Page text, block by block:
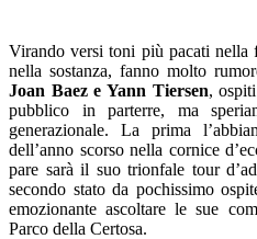
Virando versi toni più pacati nella
nella sostanza, fanno molto
Joan Baez e Yann Tiersen,
pubblico in parterre, ma
generazionale. La prima
dell’anno scorso nella cornice
pare sarà il suo trionfale tour
secondo stato da pochissimo
emozionante ascoltare le sue
Parco della Certosa.